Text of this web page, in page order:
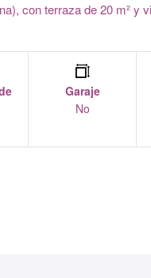
con terraza de 20 m² y
Garaje
No